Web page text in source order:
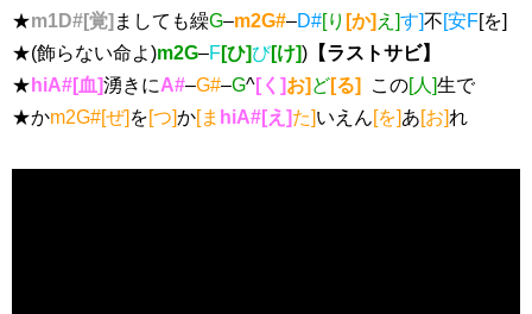
★m1D#[覚] ましても繰G–m2G#–D#[り [か] え]す]不[安F[を]
★(飾らない命よ)m2G–F[ひ]び[け]) 【ラストサビ】
★ hiA#[血]湧きにA#–G#–G^[く]お] ど[る] この[人]生で
★かm2G#[ぜ] を[つ]か[ま hiA#[え]た]いえん[を]あ[お]れ